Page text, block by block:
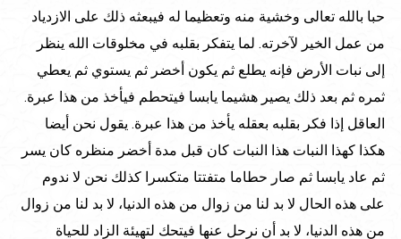
حبا بالله تعالى وخشية منه وتعظيما له فيبعثه ذلك على الازدياد
من عمل الخير لآخرته. لما يتفكر بقلبه في مخلوقات الله ينظر
إلى نبات الأرض فإنه يطلع ثم يكون أخضر ثم يستوي ثم يعطي
ثمره ثم بعد ذلك يصير هشيما يابسا فيتحطم فيأخذ من هذا عبرة.
العاقل إذا فكر بقلبه بعقله يأخذ من هذا عبرة. يقول نحن أيضا
هكذا كهذا النبات هذا النبات كان قبل مدة أخضر منظره كان يسر
ثم عاد يابسا ثم صار حطاما متفتتا متكسرا كذلك نحن لا ندوم
على هذه الحال لا بد لنا من زوال من هذه الدنيا، لا بد لنا من زوال
من هذه الدنيا، لا بد أن نرحل عنها فيتحك لتهيئة الزاد للحياة